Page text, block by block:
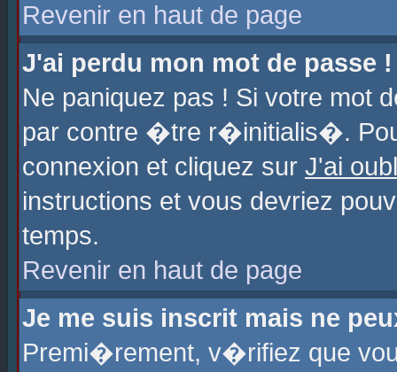
Revenir en haut de page
J'ai perdu mon mot de passe !
Ne paniquez pas ! Si votre
par contre �tre r�initialis�.
connexion et cliquez sur J'ai
instructions et vous devriez
temps.
Revenir en haut de page
Je me suis inscrit mais ne
Premi�rement, v�rifiez que